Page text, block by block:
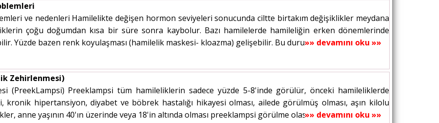
ve nedenleri Hamilelikte değişen hormon seviyeleri sonucunda ciltte birtakım değişiklikler meydana
çoğu doğumdan kısa bir süre sonra kaybolur. Bazı hamilelerde hamileliğin erken dönemlerinde
Yüzde bazen renk koyulaşması (hamilelik maskesi- kloazma) gelişebilir. Bu duruma koyu renk saçlı...
»» devamını oku »»
Zehirlenmesi)
(PreekLampsi) Preeklampsi tüm hamileliklerin sadece yüzde 5-8'inde görülür, önceki hamileliklerde
kronik hipertansiyon, diyabet ve böbrek hastalığı hikayesi olması, ailede görülmüş olması, aşın kilolu
anne yaşının 40'ın üzerinde veya 18'in altında olması preeklampsi görülme olasılığını artırır....
»» devamını oku »»